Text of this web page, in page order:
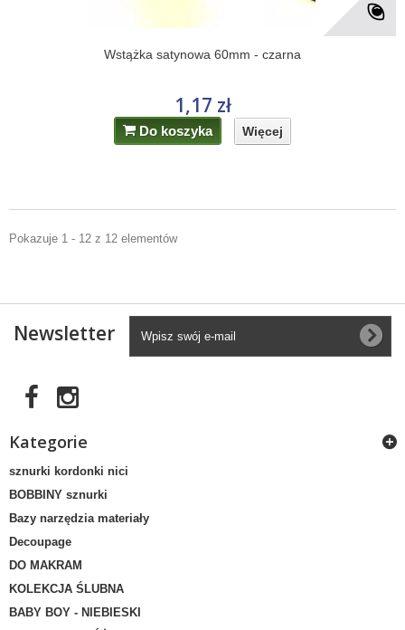
Wstążka satynowa 60mm - czarna
1,17 zł
Do koszyka Więcej
Pokazuje 1 - 12 z 12 elementów
Newsletter
Kategorie
sznurki kordonki nici
BOBBINY sznurki
Bazy narzędzia materiały
Decoupage
DO MAKRAM
KOLEKCJA ŚLUBNA
BABY BOY - NIEBIESKI